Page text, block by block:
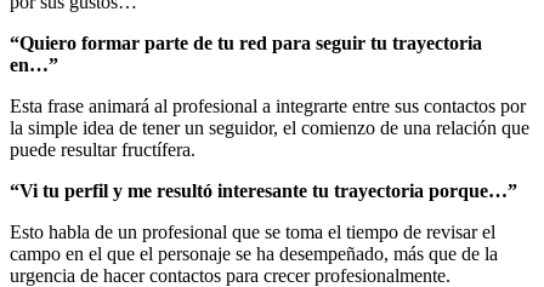
“Quiero formar parte de tu red para seguir tu trayectoria
en…”
Esta frase animará al profesional a integrarte entre sus contactos por
la simple idea de tener un seguidor, el comienzo de una relación que
puede resultar fructífera.
“Vi tu perfil y me resultó interesante tu trayectoria porque…”
Esto habla de un profesional que se toma el tiempo de revisar el
campo en el que el personaje se ha desempeñado, más que de la
urgencia de hacer contactos para crecer profesionalmente.